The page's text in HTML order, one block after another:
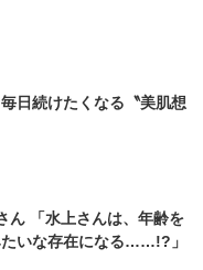
日続けたくなる〝美肌想
ん 「水上さんは、年齢を
いな存在になる……!?」